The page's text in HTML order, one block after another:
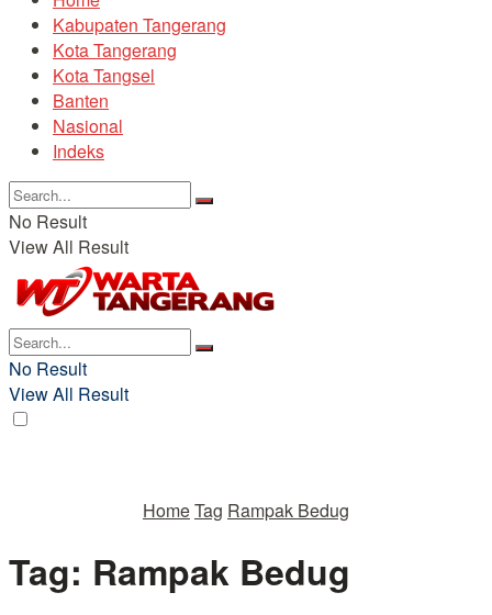
Kabupaten Tangerang
Kota Tangerang
Kota Tangsel
Banten
Nasional
Indeks
No Result
View All Result
No Result
View All Result
HomeTag Rampak Bedug
Tag: Rampak Bedug